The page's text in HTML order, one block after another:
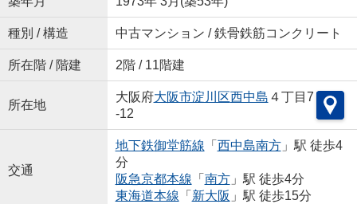
種別 / 構造 中古マンション / 鉄骨鉄筋コンクリート
所在階 / 階建 2階 / 11階建
所在地
大阪府大阪市淀川区西中島 ４丁目7
-12
交通
地下鉄御堂筋線 「 西中島南方」駅 徒歩4
分
阪急京都本線 「 南方」駅 徒歩4分
東海道本線 「 新大阪 」駅 徒歩15分